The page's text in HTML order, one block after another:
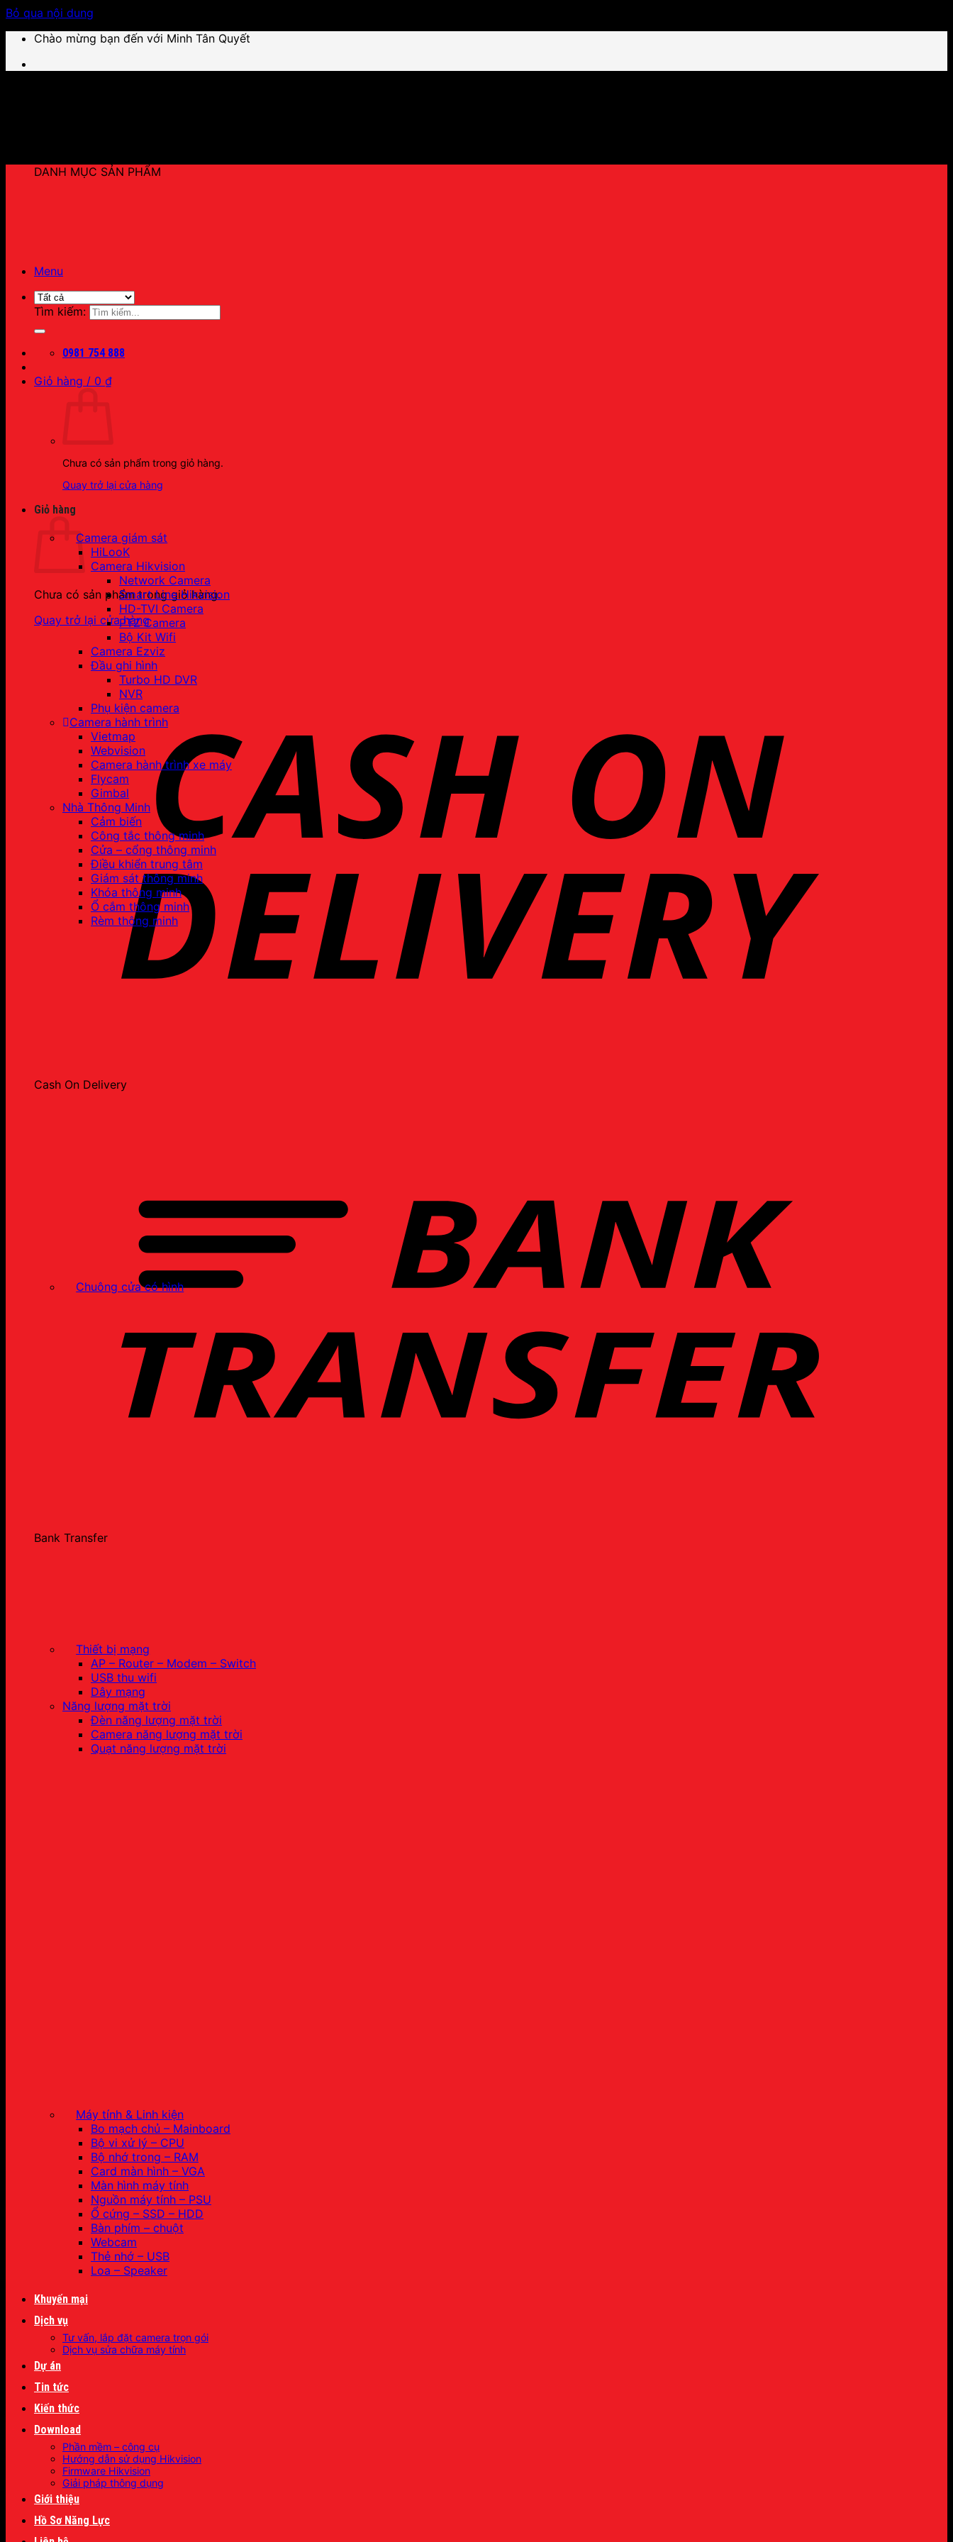
Bỏ qua nội dung
Chào mừng bạn đến với Minh Tân Quyết
Menu
Tìm kiếm:
0981 754 888
Giỏ hàng / 0 ₫
Chưa có sản phẩm trong giỏ hàng.
Quay trở lại cửa hàng
Giỏ hàng
Chưa có sản phẩm trong giỏ hàng.
Quay trở lại cửa hàng
Cash On Delivery
Bank Transfer
DANH MỤC SẢN PHẨM
Camera giám sát
HiLooK
Camera Hikvision
Network Camera
Smart Line Hikvision
HD-TVI Camera
PTZ Camera
Bộ Kit Wifi
Camera Ezviz
Đầu ghi hình
Turbo HD DVR
NVR
Phụ kiện camera
Camera hành trình
Vietmap
Webvision
Camera hành trình xe máy
Flycam
Gimbal
Nhà Thông Minh
Cảm biến
Công tắc thông minh
Cửa – cổng thông minh
Điều khiển trung tâm
Giám sát thông minh
Khóa thông minh
Ổ cắm thông minh
Rèm thông minh
Chuông cửa có hình
Thiết bị mạng
AP – Router – Modem – Switch
USB thu wifi
Dây mạng
Năng lượng mặt trời
Đèn năng lượng mặt trời
Camera năng lượng mặt trời
Quạt năng lượng mặt trời
Máy tính & Linh kiện
Bo mạch chủ – Mainboard
Bộ vi xử lý – CPU
Bộ nhớ trong – RAM
Card màn hình – VGA
Màn hình máy tính
Nguồn máy tính – PSU
Ổ cứng – SSD – HDD
Bàn phím – chuột
Webcam
Thẻ nhớ – USB
Loa – Speaker
Khuyến mại
Dịch vụ
Tư vấn, lắp đặt camera trọn gói
Dịch vụ sửa chữa máy tính
Dự án
Tin tức
Kiến thức
Download
Phần mềm – công cụ
Hướng dẫn sử dụng Hikvision
Firmware Hikvision
Giải pháp thông dụng
Giới thiệu
Hồ Sơ Năng Lực